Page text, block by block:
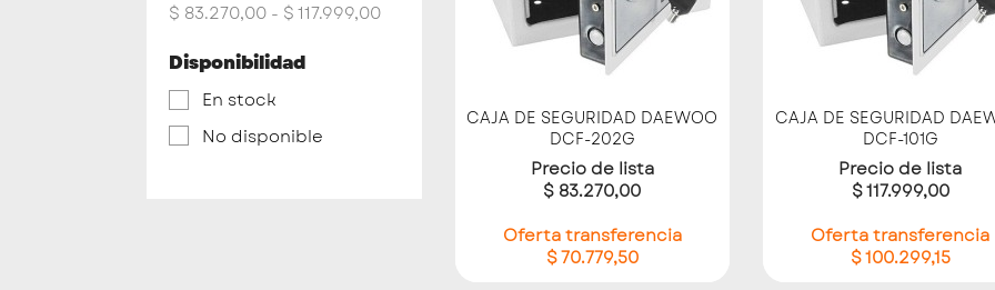
$ 83.270,00 - $ 117.999,00
Disponibilidad
En stock
No disponible
Vista rápida
CAJA DE SEGURIDAD DAEWOO
DCF-202G
Precio de lista
$ 83.270,00
Oferta transferencia
$ 70.779,50
Vista rápida
CAJA DE SEGURIDAD
DCF-101G
Precio de lista
$ 117.999,00
Oferta transferencia
$ 100.299,15